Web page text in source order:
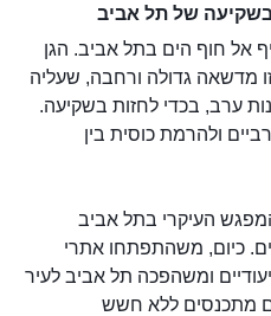
של תל אביב
אל חוף הים בתל אביב. הגן
מדשאה גדולה ורחבה, שעליה
ערב, בכדי לחזות בשקיעה.
ולהרמת כוסית בין
העיקרי בתל אביב
כיום, משהתפתחו אתרי
ומשהפכה תל אביב לעיר
מתכנסים ללא חשש